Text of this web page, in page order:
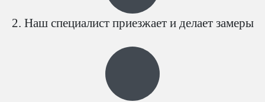
Наш специалист приезжает и делает замеры